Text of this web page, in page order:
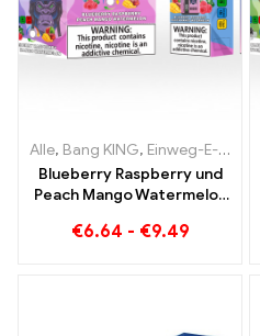
Alle, Bang KING, Einweg-E-Zigaretten Litauen
Blueberry Raspberry und
Peach Mango Watermelon
Puffs EINWEG E-
€6.64 - €9.49